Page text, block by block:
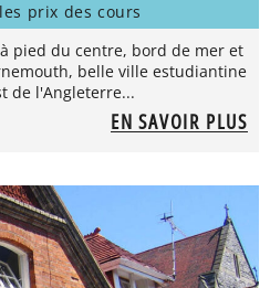
prix des cours
pied du centre, bord de mer et
belle ville estudiantine
de l'Angleterre...
EN SAVOIR PLUS